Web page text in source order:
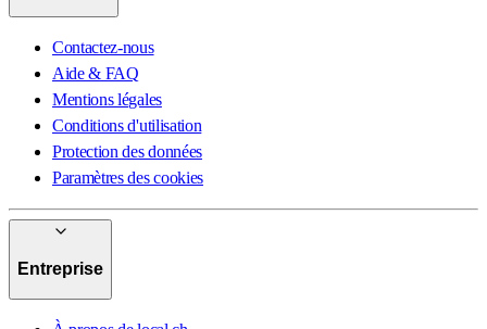
Contactez-nous
Aide & FAQ
Mentions légales
Conditions d'utilisation
Protection des données
Paramètres des cookies
Entreprise